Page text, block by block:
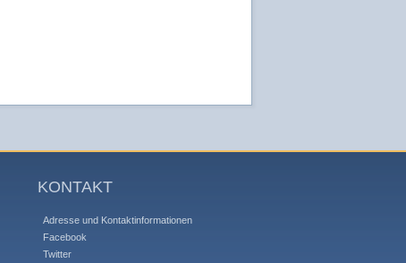
KONTAKT
Adresse und Kontaktinformationen
Facebook
Twitter